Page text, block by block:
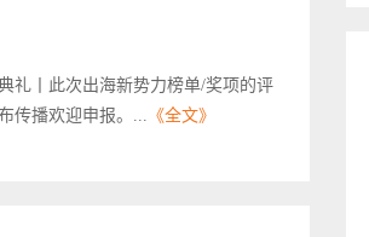
礼丨此次出海新势力榜单/奖项的评
传播欢迎申报。... 《全文》